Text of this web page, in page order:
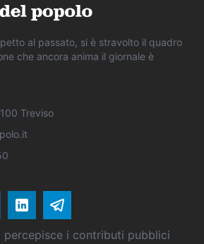
al passato, si è stravolto il quadro
che ancora anima il giornale è
Treviso
percepisce i contributi pubblici